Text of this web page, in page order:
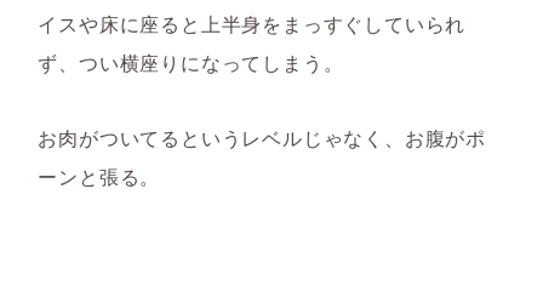
イスや床に座ると上半身をまっすぐしていられ
ず、つい横座りになってしまう。
お肉がついてるというレベルじゃなく、お腹がポ
ーンと張る。